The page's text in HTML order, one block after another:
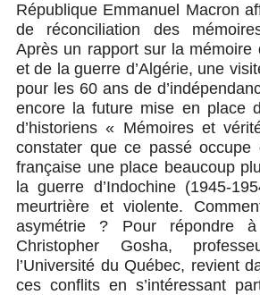
République Emmanuel Macron
de réconciliation des
Après un rapport sur la mémoire
et de la guerre d’Algérie, une
pour les 60 ans de
encore la future mise en place
d’historiens « Mémoires et
constater que ce passé occupe
française une place beaucoup
la guerre d’Indochine (1945-
meurtrière et violente.
asymétrie ? Pour répondre
Christopher Gosha,
l’Université du Québec, revient
ces conflits en s’intéressant